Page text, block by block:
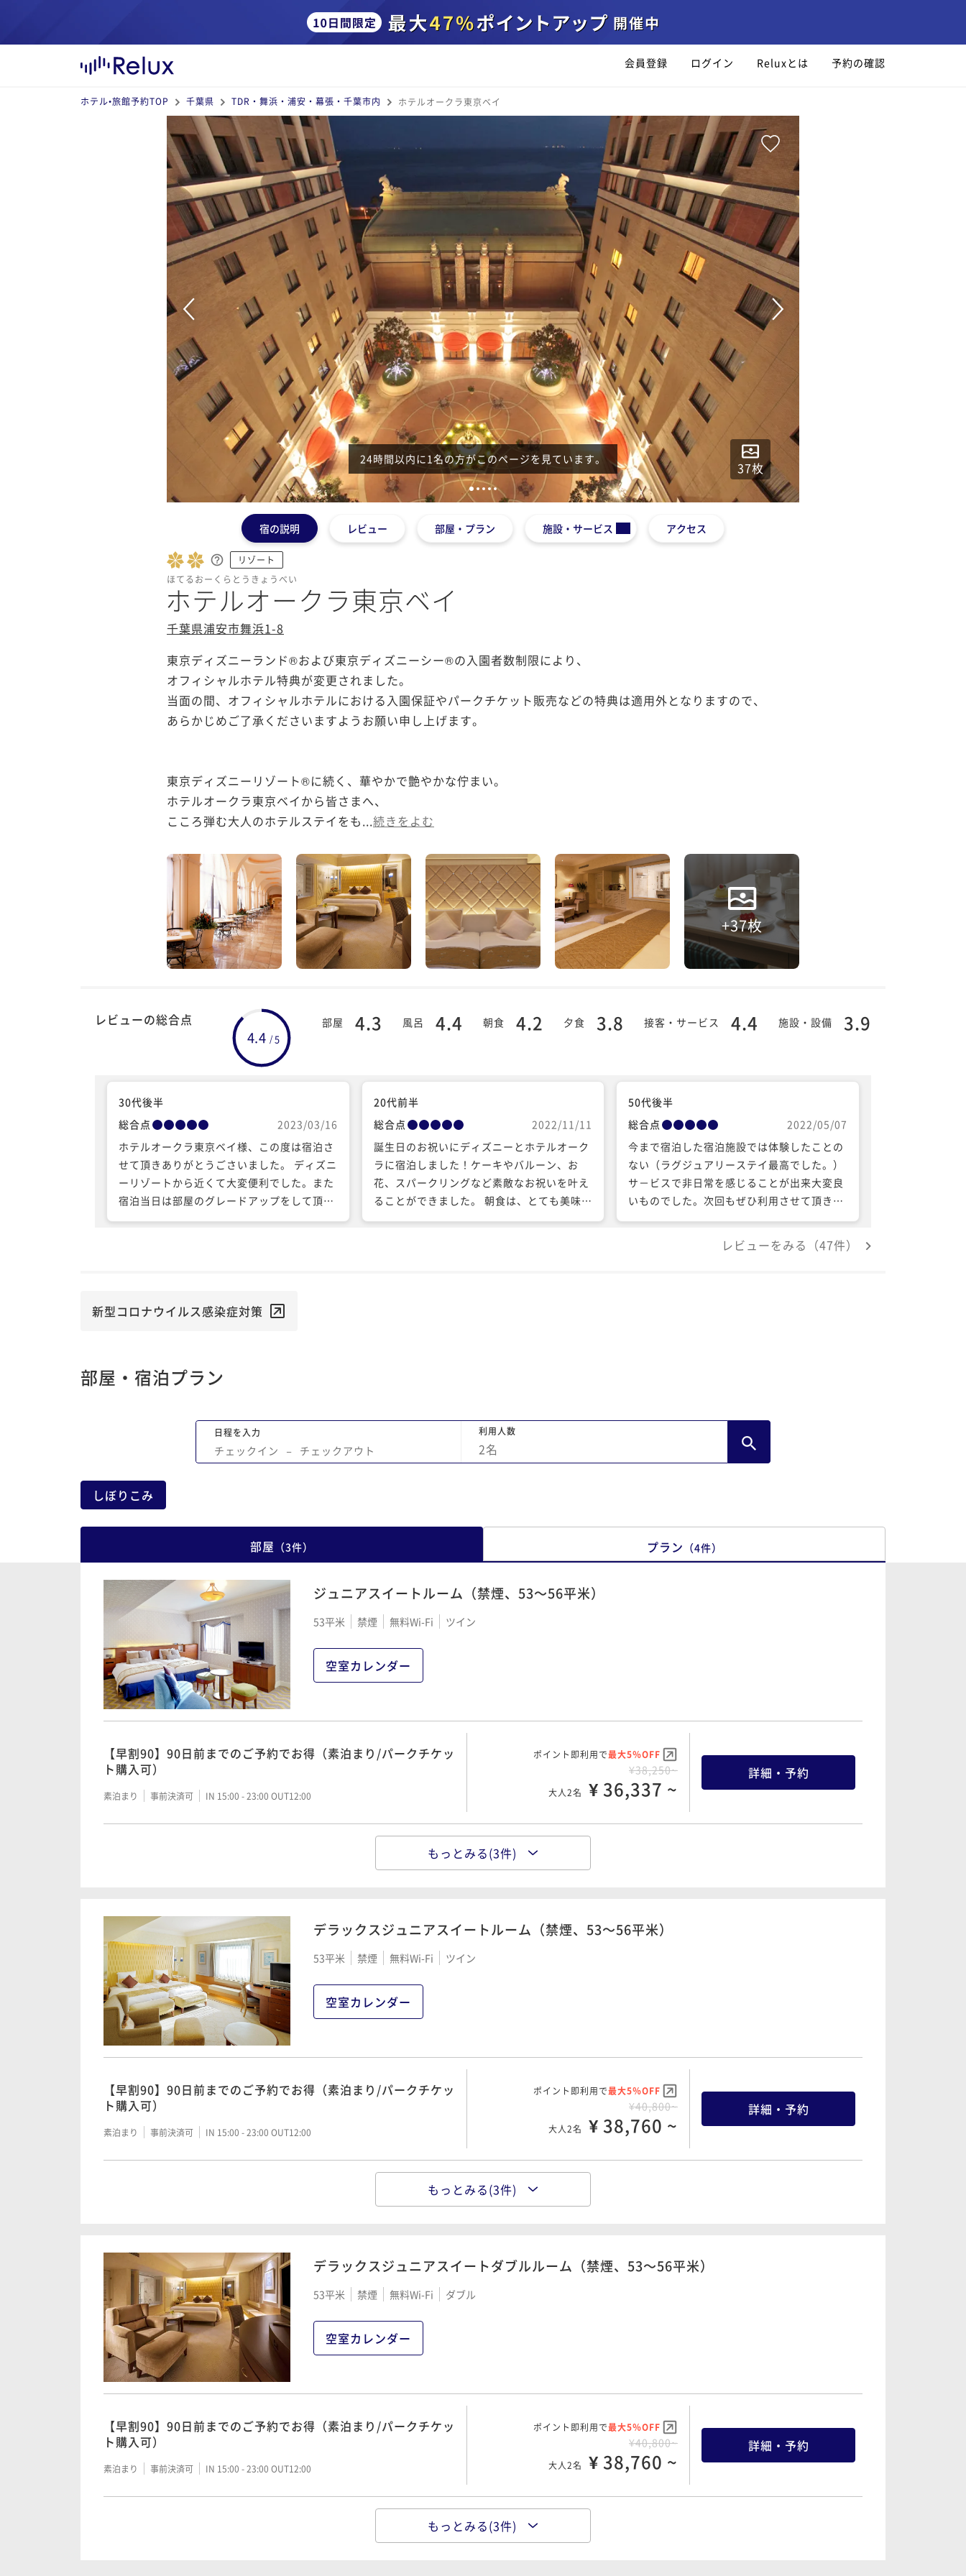
会員登録 ログイン Reluxとは 予約の確認
ホテル•旅館予約TOP 千葉県 TDR・舞浜・浦安・幕張・千葉市内 ホテルオークラ東京ベイ
24時間以内に1名の方がこのページを見ています。
37枚
1 2 3 45
宿の説明 レビュー 部屋・プラン 施設・サービス アクセス
リゾート
ほてるおーくらとうきょうべい
ホテルオークラ東京ベイ
千葉県浦安市舞浜1-8
東京ディズニーランド®および東京ディズニーシー®の入園者数制限により、
オフィシャルホテル特典が変更されました。
当面の間、オフィシャルホテルにおける入園保証やパークチケット販売などの特典は適用外となりますので、
あらかじめご了承くださいますようお願い申し上げます。
東京ディズニーリゾート®に続く、華やかで艶やかな佇まい。
ホテルオークラ東京ベイから皆さまへ、
こころ弾む大人のホテルステイをも...続きをよむ
+37枚
レビューの総合点
4.4 /5
部屋 4.3 風呂 4.4 朝食 4.2 夕食 3.8 接客・サービス 4.4 施設・設備 3.9
30代後半
総合点
2023/03/16
ホテルオークラ東京ベイ様、この度は宿泊さ
せて頂きありがとうごさいました。 ディズニ
ーリゾートから近くて大変便利でした。また
宿泊当日は部屋のグレードアップをして頂き
嬉しかったです。予定していた部屋よりも広
良かったと後悔した程です。 従業員の方々の
20代前半
総合点
2022/11/11
誕生日のお祝いにディズニーとホテルオーク
ラに宿泊しました！ケーキやバルーン、お
花、スパークリングなど素敵なお祝いを叶え
ることができました。 朝食は、とても美味し
いブッフェで満足感でいっぱいでした。朝食
50代後半
総合点
2022/05/07
今まで宿泊した宿泊施設では体験したことの
ない（ラグジュアリーステイ最高でした。）
サ－ビスで非日常を感じることが出来大変良
いものでした。次回もぜひ利用させて頂きた
いと思います。
レビューをみる（47件）
新型コロナウイルス感染症対策
部屋・宿泊プラン
日程を入力
チェックイン − チェックアウト
利用人数
2名
しぼりこみ
部屋 （3件） プラン （4件）
ジュニアスイートルーム（禁煙、53～56平米）
53平米 禁煙 無料Wi-Fi ツイン
空室カレンダー
【早割90】90日前までのご予約でお得（素泊まり/パークチケッ
ト購入可）
素泊まり 事前決済可 IN 15:00 - 23:00 OUT12:00
ポイント即利用で最大5％OFF
¥38,250~
大人2名 ¥ 36,337 ~
詳細・予約
【SAVER】基本料金（素泊まり/パークチケット購入可） ポイント即利用で
【早割90】90日前までのご予約でお得（ブッフェ朝食付き/パー
クチケット購入可）
朝食付き 事前決済可 IN 15:00 - 23:00 OUT12:00
【SAVER】基本料金（ブッフェ朝食付き/パークチケット購入
朝食付き 事前決済可 ¥ 44,270 ~
もっとみる(3件)
デラックスジュニアスイートルーム（禁煙、53～56平米）
53平米 禁煙 無料Wi-Fi ツイン
空室カレンダー
【早割90】90日前までのご予約でお得（素泊まり/パークチケッ
ト購入可）
素泊まり 事前決済可 IN 15:00 - 23:00 OUT12:00
ポイント即利用で最大5％OFF
¥40,800~
大人2名 ¥ 38,760 ~
詳細・予約
【SAVER】基本料金（素泊まり/パークチケット購入可） ポイント即利用で
【早割90】90日前までのご予約でお得（ブッフェ朝食付き/パー
クチケット購入可）
朝食付き 事前決済可 IN 15:00 - 23:00 OUT12:00
【SAVER】基本料金（ブッフェ朝食付き/パークチケット購入
朝食付き 事前決済可 ¥ 47,120 ~
もっとみる(3件)
デラックスジュニアスイートダブルルーム（禁煙、53～56平米）
53平米 禁煙 無料Wi-Fi ダブル
空室カレンダー
【早割90】90日前までのご予約でお得（素泊まり/パークチケッ
ト購入可）
素泊まり 事前決済可 IN 15:00 - 23:00 OUT12:00
ポイント即利用で最大5％OFF
¥40,800~
大人2名 ¥ 38,760 ~
詳細・予約
【SAVER】基本料金（素泊まり/パークチケット購入可） ポイント即利用で
もっとみる(3件)